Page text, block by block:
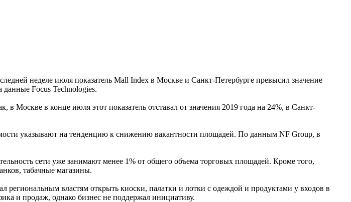
неделе июля показатель Mall Index в Москве и Санкт-Петербурге превысил значение
Focus Technologies.
Москве в конце июля этот показатель отставал от значения 2019 года на 24%, в Санкт-
указывают на тенденцию к снижению вакантности площадей. По данным NF Group, в
сети уже занимают менее 1% от общего объема торговых площадей. Кроме того,
табачные магазины.
властям открыть киоски, палатки и лотки с одеждой и продуктами у входов в
и продаж, однако бизнес не поддержал инициативу.